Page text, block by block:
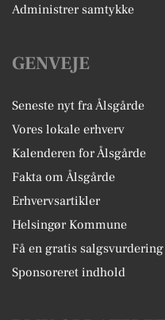
Administrer samtykke
GENVEJE
Seneste nyt fra Ålsgårde
Vores lokale erhverv
Kalenderen for Ålsgårde
Fakta om Ålsgårde
Erhvervsartikler
Helsingør Kommune
Få en gratis salgsvurdering
Sponsoreret indhold